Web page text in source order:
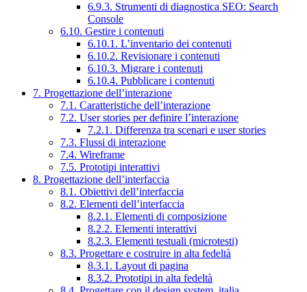
6.9.3. Strumenti di diagnostica SEO: Search
Console
6.10. Gestire i contenuti
6.10.1. L’inventario dei contenuti
6.10.2. Revisionare i contenuti
6.10.3. Migrare i contenuti
6.10.4. Pubblicare i contenuti
7. Progettazione dell’interazione
7.1. Caratteristiche dell’interazione
7.2. User stories per definire l’interazione
7.2.1. Differenza tra scenari e user stories
7.3. Flussi di interazione
7.4. Wireframe
7.5. Prototipi interattivi
8. Progettazione dell’interfaccia
8.1. Obiettivi dell’interfaccia
8.2. Elementi dell’interfaccia
8.2.1. Elementi di composizione
8.2.2. Elementi interattivi
8.2.3. Elementi testuali (microtesti)
8.3. Progettare e costruire in alta fedeltà
8.3.1. Layout di pagina
8.3.2. Prototipi in alta fedeltà